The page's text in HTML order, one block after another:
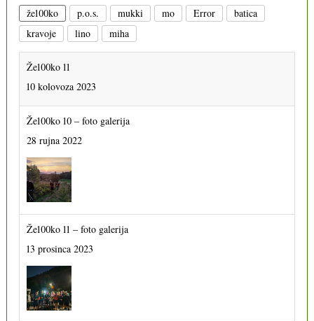
že100ko p.o.s. mukki mo Error
batica
kravoje
lino miha
Že100ko 11
10 kolovoza 2023
Že100ko 10 – foto galerija
28 rujna 2022
Že100ko 11 – foto galerija
13 prosinca 2023